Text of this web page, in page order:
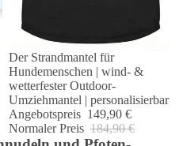
Angebot 🐾
Der Strandmantel für
Hundemenschen | wind- &
wetterfester Outdoor-
Umziehmantel | personalisierbar
Angebotspreis 149,90 €
Normaler Preis 184,90 €